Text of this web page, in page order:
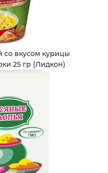
вкусом курицы
25 гр (Лидкон)